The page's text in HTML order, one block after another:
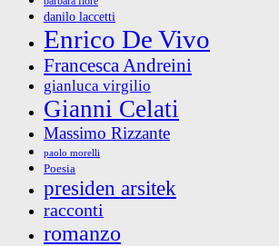
danilo laccetti
Enrico De Vivo
Francesca Andreini
gianluca virgilio
Gianni Celati
Massimo Rizzante
paolo morelli
Poesia
presiden arsitek
racconti
romanzo